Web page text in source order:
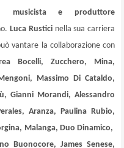
musicista e produttore
Luca Rustici nella sua carriera
vantare la collaborazione con
Bocelli, Zucchero, Mina,
Massimo Di Cataldo,
Gianni Morandi, Alessandro
Aranza, Paulina Rubio,
Malanga, Duo Dinamico,
Buonocore, James Senese,